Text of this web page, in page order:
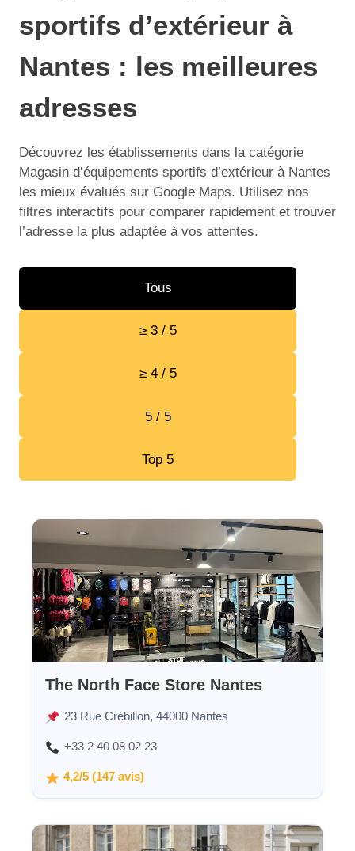
sportifs d’extérieur à
Nantes : les meilleures
adresses
Découvrez les établissements dans la catégorie
Magasin d’équipements sportifs d’extérieur à Nantes
les mieux évalués sur Google Maps. Utilisez nos
filtres interactifs pour comparer rapidement et trouver
l’adresse la plus adaptée à vos attentes.
Tous
≥ 3 / 5
≥ 4 / 5
5 / 5
Top 5
The North Face Store Nantes
23 Rue Crébillon, 44000 Nantes
+33 2 40 08 02 23
4,2/5 (147 avis)